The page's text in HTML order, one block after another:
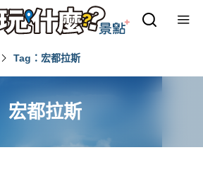
Tag：宏都拉斯
宏都拉斯